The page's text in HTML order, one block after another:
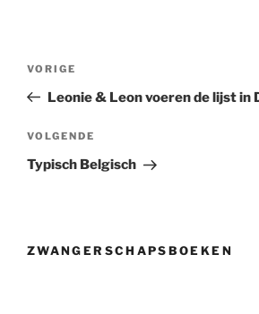
Vorig
bericht
VORIGE
Leonie & Leon voeren de lijst in
Volgend
bericht
VOLGENDE
Typisch Belgisch
ZWANGERSCHAPSBOEKEN